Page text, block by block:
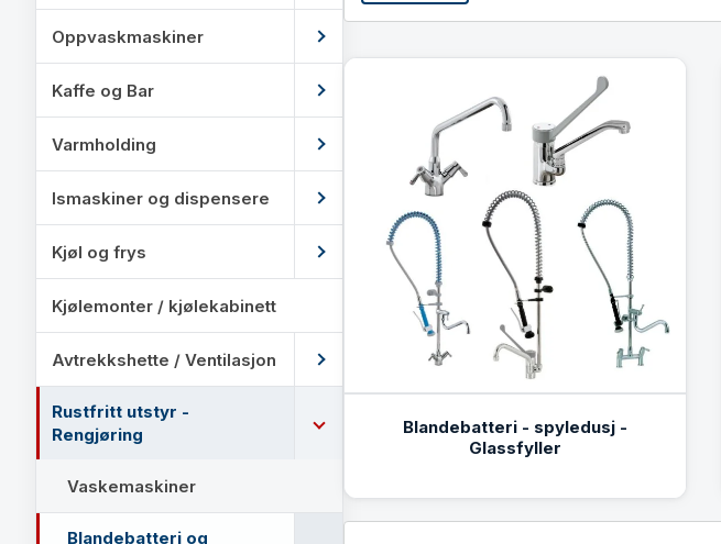
Oppvaskmaskiner
Kaffe og Bar
Varmholding
Ismaskiner og dispensere
Kjøl og frys
Kjølemonter / kjølekabinett
Avtrekkshette / Ventilasjon
Rustfritt utstyr -
Rengjøring
Vaskemaskiner
Blandebatteri og
Blandebatteri - spyledusj -
Glassfyller